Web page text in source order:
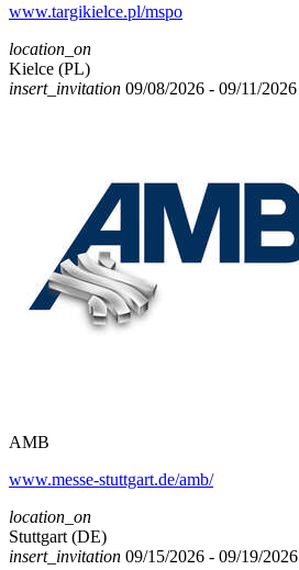
www.targikielce.pl/mspo
location_on
Kielce (PL)
insert_invitation 09/08/2026 - 09/11/2026
AMB
www.messe-stuttgart.de/amb/
location_on
Stuttgart (DE)
insert_invitation 09/15/2026 - 09/19/2026